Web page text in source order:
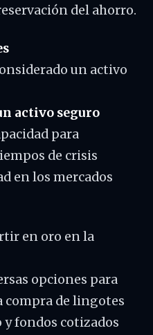
del ahorro.
un activo
activo seguro
para
de crisis
en los mercados
en oro en la
opciones para
compra de lingotes
y fondos cotizados